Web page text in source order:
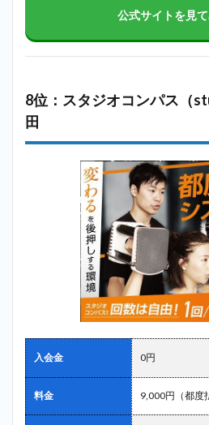
公式サイトを見
8位：スタジオコンパス（
田
入会金 0円
料金 9,000円（都度